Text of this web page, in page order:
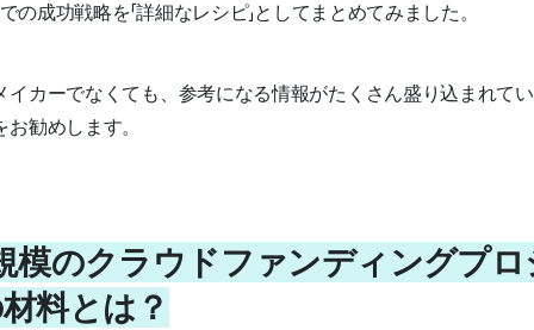
成功戦略を「詳細なレシピ」としてまとめてみました。
イカーでなくても、参考になる情報がたくさん盛り込まれて
勧めします。
模のクラウドファンディングプ
料とは？